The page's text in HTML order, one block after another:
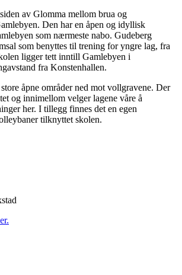
av Glomma mellom brua og
Den har en åpen og idyllisk
som nærmeste nabo. Gudeberg
som benyttes til trening for yngre lag, fra
ligger tett inntill Gamlebyen i
fra Konstenhallen.
åpne områder ned mot vollgravene. Der
og innimellom velger lagene våre å
her. I tillegg finnes det en egen
tilknyttet skolen.